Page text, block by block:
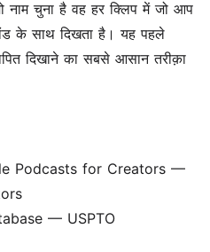
चुना है वह हर क्लिप में जो आप
के साथ दिखता है। यह पहले
दिखाने का सबसे आसान तरीक़ा
Podcasts for Creators —
— USPTO